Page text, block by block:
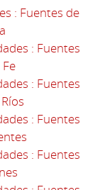
: Fuentes de
: Fuentes
: Fuentes
: Fuentes
: Fuentes